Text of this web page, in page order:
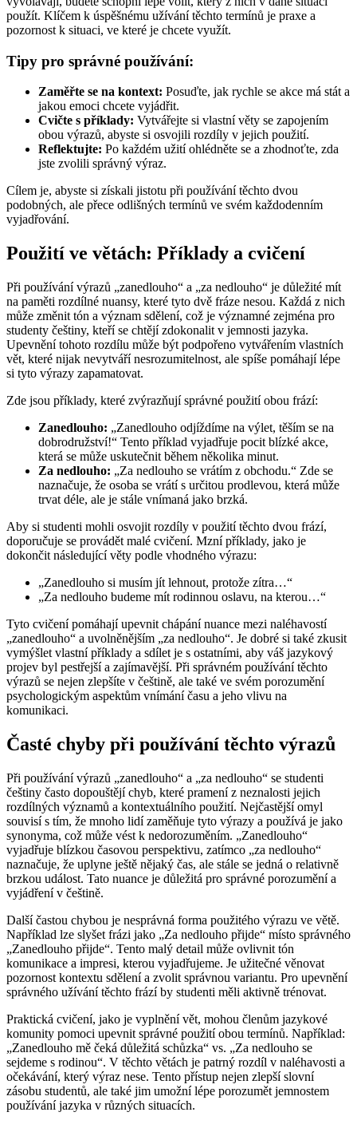
použít. Klíčem k úspěšnému užívání těchto termínů je praxe a
pozornost k situaci, ve které je chcete využít.
Tipy pro správné používání:
Zaměřte se na kontext: Posuďte, jak rychle se akce má stát a
jakou emoci chcete vyjádřit.
Cvičte s příklady: Vytvářejte si vlastní věty se zapojením
obou výrazů, abyste si osvojili rozdíly v jejich použití.
Reflektujte: Po každém užití ohlédněte se a zhodnoťte, zda
jste zvolili správný výraz.
Cílem je, abyste si získali jistotu při používání těchto dvou
podobných, ale přece odlišných termínů ve svém každodenním
vyjadřování.
Použití ve větách: Příklady a cvičení
Při používání výrazů „zanedlouho“ a „za nedlouho“ je důležité mít
na paměti rozdílné nuansy, které tyto dvě fráze nesou. Každá z nich
může změnit tón a význam sdělení, což je významné zejména pro
studenty češtiny, kteří se chtějí zdokonalit v jemnosti jazyka.
Upevnění tohoto rozdílu může být podpořeno vytvářením vlastních
vět, které nijak nevytváří nesrozumitelnost, ale spíše pomáhají lépe
si tyto výrazy zapamatovat.
Zde jsou příklady, které zvýrazňují správné použití obou frází:
Zanedlouho: „Zanedlouho odjíždíme na výlet, těším se na
dobrodružství!“ Tento příklad vyjadřuje pocit blízké akce,
která se může uskutečnit během několika minut.
Za nedlouho: „Za nedlouho se vrátím z obchodu.“ Zde se
naznačuje, že osoba se vrátí s určitou prodlevou, která může
trvat déle, ale je stále vnímaná jako brzká.
Aby si studenti mohli osvojit rozdíly v použití těchto dvou frází,
doporučuje se provádět malé cvičení. Mzní příklady, jako je
dokončit následující věty podle vhodného výrazu:
„Zanedlouho si musím jít lehnout, protože zítra…“
„Za nedlouho budeme mít rodinnou oslavu, na kterou…“
Tyto cvičení pomáhají upevnit chápání nuance mezi naléhavostí
„zanedlouho“ a uvolněnějším „za nedlouho“. Je dobré si také zkusit
vymýšlet vlastní příklady a sdílet je s ostatními, aby váš jazykový
projev byl pestřejší a zajímavější. Při správném používání těchto
výrazů se nejen zlepšíte v češtině, ale také ve svém porozumění
psychologickým aspektům vnímání času a jeho vlivu na
komunikaci.
Časté chyby při používání těchto výrazů
Při používání výrazů „zanedlouho“ a „za nedlouho“ se studenti
češtiny často dopouštějí chyb, které pramení z neznalosti jejich
rozdílných významů a kontextuálního použití. Nejčastější omyl
souvisí s tím, že mnoho lidí zaměňuje tyto výrazy a používá je jako
synonyma, což může vést k nedorozuměním. „Zanedlouho“
vyjadřuje blízkou časovou perspektivu, zatímco „za nedlouho“
naznačuje, že uplyne ještě nějaký čas, ale stále se jedná o relativně
brzkou událost. Tato nuance je důležitá pro správné porozumění a
vyjádření v češtině.
Další častou chybou je nesprávná forma použitého výrazu ve větě.
Například lze slyšet frázi jako „Za nedlouho přijde“ místo správného
„Zanedlouho přijde“. Tento malý detail může ovlivnit tón
komunikace a impresi, kterou vyjadřujeme. Je užitečné věnovat
pozornost kontextu sdělení a zvolit správnou variantu. Pro upevnění
správného užívání těchto frází by studenti měli aktivně trénovat.
Praktická cvičení, jako je vyplnění vět, mohou členům jazykové
komunity pomoci upevnit správné použití obou termínů. Například:
„Zanedlouho mě čeká důležitá schůzka“ vs. „Za nedlouho se
sejdeme s rodinou“. V těchto větách je patrný rozdíl v naléhavosti a
očekávání, který výraz nese. Tento přístup nejen zlepší slovní
zásobu studentů, ale také jim umožní lépe porozumět jemnostem
používání jazyka v různých situacích.